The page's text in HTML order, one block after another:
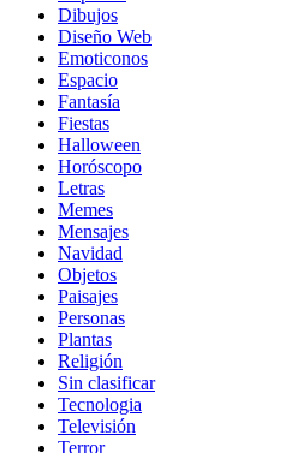
Dibujos
Diseño Web
Emoticonos
Espacio
Fantasía
Fiestas
Halloween
Horóscopo
Letras
Memes
Mensajes
Navidad
Objetos
Paisajes
Personas
Plantas
Religión
Sin clasificar
Tecnologia
Televisión
Terror